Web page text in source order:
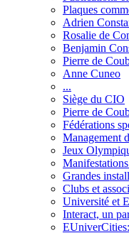
Plaques
Adrien
Rosalie de
Benjamin
Pierre de
Anne Cuneo
...
Siège du CIO
Pierre de
Fédérations
Management
Jeux
Grandes
Clubs et
Université et
Interact, un